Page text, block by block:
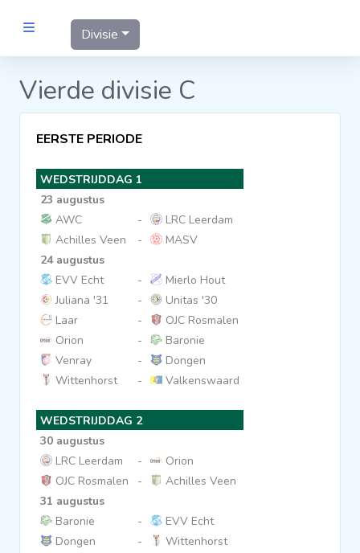
Clubs
Statistieken
Voetbalpiramide
Links
VROUWEN
Clubs
Wedstrijden
Statistieken
Voetbalpiramide
Divisie
Vierde divisie C
EERSTE PERIODE
WEDSTRIJDDAG 1
23 augustus
AWC
-
LRC Leerdam
Achilles Veen
-
MASV
24 augustus
EVV Echt
-
Mierlo Hout
Juliana '31
-
Unitas '30
Laar
-
OJC Rosmalen
Orion
-
Baronie
Venray
-
Dongen
Wittenhorst
- Valkenswaard
WEDSTRIJDDAG 2
30 augustus
LRC Leerdam
-
Orion
OJC Rosmalen
-
Achilles Veen
31 augustus
Baronie
-
EVV Echt
Dongen
-
Wittenhorst